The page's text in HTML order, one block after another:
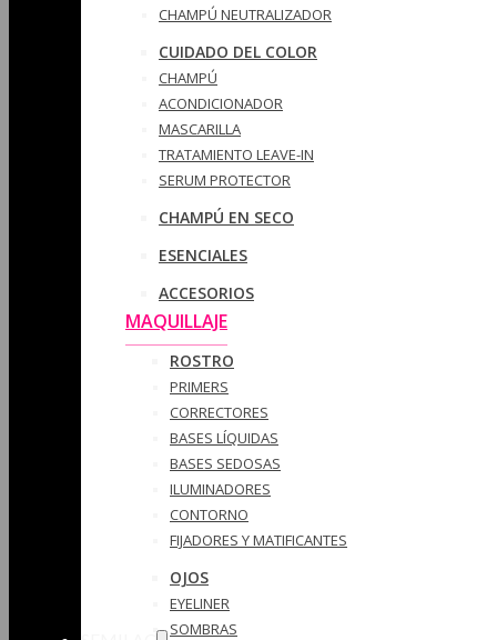
CHAMPÚ NEUTRALIZADOR
CUIDADO DEL COLOR
CHAMPÚ
ACONDICIONADOR
MASCARILLA
TRATAMIENTO LEAVE-IN
SERUM PROTECTOR
CHAMPÚ EN SECO
ESENCIALES
ACCESORIOS
MAQUILLAJE
ROSTRO
PRIMERS
CORRECTORES
BASES LÍQUIDAS
BASES SEDOSAS
ILUMINADORES
CONTORNO
FIJADORES Y MATIFICANTES
OJOS
EYELINER
SOMBRAS